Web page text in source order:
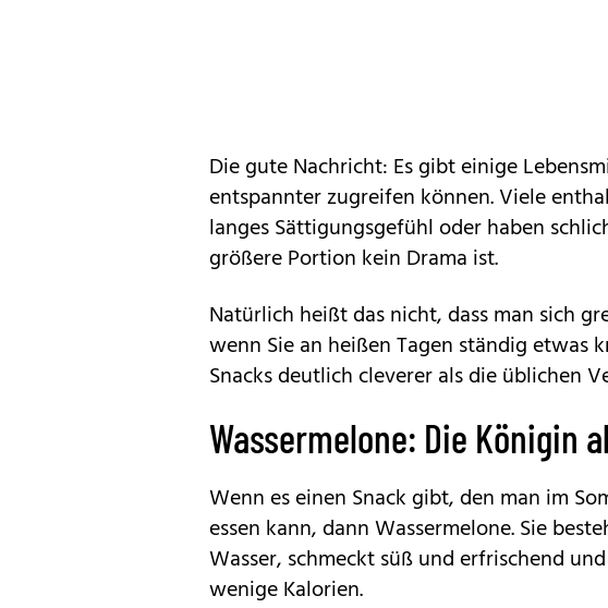
Die gute Nachricht: Es gibt einige
entspannter zugreifen können. Viele
langes Sättigungsgefühl oder haben
größere Portion kein Drama ist.
Natürlich heißt das nicht, dass man sich
wenn Sie an heißen Tagen ständig etwas
Snacks deutlich cleverer als die üblichen
Wassermelone: Die Königin
Wenn es einen Snack gibt, den man im
essen kann, dann Wassermelone. Sie
Wasser, schmeckt süß und erfrischend
wenige Kalorien.